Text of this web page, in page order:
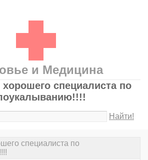
и Медицина
специалиста по
Найти!
специалиста по